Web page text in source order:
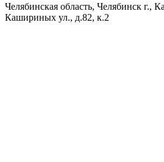
Челябинская область, Челябинск г.,
Кашириных ул., д.82, к.2